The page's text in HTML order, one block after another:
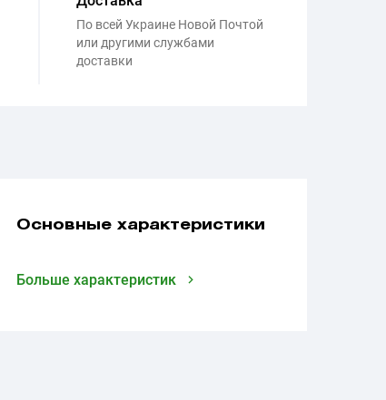
По всей Украине Новой Почтой
или другими службами
доставки
Основные характеристики
Больше характеристик